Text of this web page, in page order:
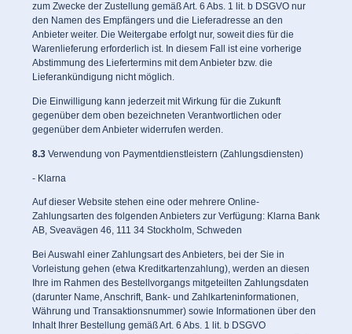
zum Zwecke der Zustellung gemäß Art. 6 Abs. 1 lit. b DSGVO nur
den Namen des Empfängers und die Lieferadresse an den
Anbieter weiter. Die Weitergabe erfolgt nur, soweit dies für die
Warenlieferung erforderlich ist. In diesem Fall ist eine vorherige
Abstimmung des Liefertermins mit dem Anbieter bzw. die
Lieferankündigung nicht möglich.
Die Einwilligung kann jederzeit mit Wirkung für die Zukunft
gegenüber dem oben bezeichneten Verantwortlichen oder
gegenüber dem Anbieter widerrufen werden.
8.3 Verwendung von Paymentdienstleistern (Zahlungsdiensten)
- Klarna
Auf dieser Website stehen eine oder mehrere Online-
Zahlungsarten des folgenden Anbieters zur Verfügung: Klarna Bank
AB, Sveavägen 46, 111 34 Stockholm, Schweden
Bei Auswahl einer Zahlungsart des Anbieters, bei der Sie in
Vorleistung gehen (etwa Kreditkartenzahlung), werden an diesen
Ihre im Rahmen des Bestellvorgangs mitgeteilten Zahlungsdaten
(darunter Name, Anschrift, Bank- und Zahlkarteninformationen,
Währung und Transaktionsnummer) sowie Informationen über den
Inhalt Ihrer Bestellung gemäß Art. 6 Abs. 1 lit. b DSGVO